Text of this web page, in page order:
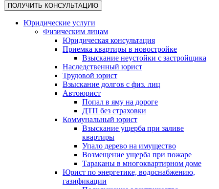
Юридические услуги
Физическим лицам
Юридическая консультация
Приемка квартиры в новостройке
Взыскание неустойки с застройщика
Наследственный юрист
Трудовой юрист
Взыскание долгов с физ. лиц
Автоюрист
Попал в яму на дороге
ДТП без страховки
Коммунальный юрист
Взыскание ущерба при заливе
квартиры
Упало дерево на имущество
Возмещение ущерба при пожаре
Тараканы в многоквартирном доме
Юрист по энергетике, водоснабжению,
газификации